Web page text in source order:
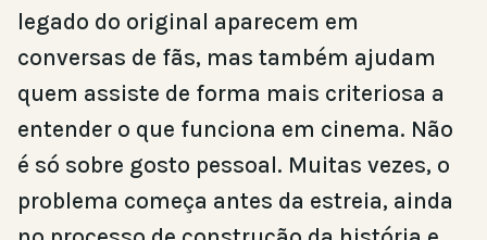
legado do original aparecem em
conversas de fãs, mas também ajudam
quem assiste de forma mais criteriosa a
entender o que funciona em cinema. Não
é só sobre gosto pessoal. Muitas vezes, o
problema começa antes da estreia, ainda